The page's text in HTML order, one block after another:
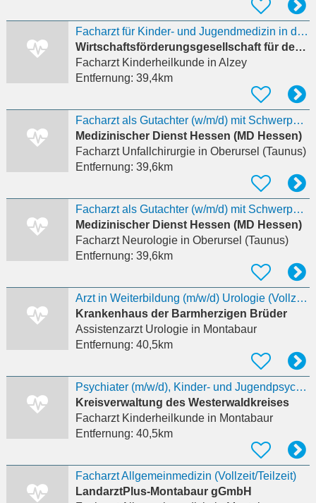
Facharzt für Kinder- und Jugendmedizin in der Abteilung 8 (Gesundheitsamt)
Wirtschaftsförderungsgesellschaft für den Landkreis Alzey-Worms mbH
Facharzt Kinderheilkundein Alzey
Entfernung: 39,4km
Facharzt als Gutachter (w/m/d) mit Schwerpunkt Orthopädie, Unfallchirurgie oder Chirurgie auf
Medizinischer Dienst Hessen (MD Hessen)
Facharzt Unfallchirurgiein Oberursel (Taunus)
Entfernung: 39,6km
Facharzt als Gutachter (w/m/d) mit Schwerpunkt Neurologie
Medizinischer Dienst Hessen (MD Hessen)
Facharzt Neurologiein Oberursel (Taunus)
Entfernung: 39,6km
Arzt in Weiterbildung (m/w/d) Urologie (Vollzeit)
Krankenhaus der Barmherzigen Brüder
Assistenzarzt Urologiein Montabaur
Entfernung: 40,5km
Psychiater (m/w/d), Kinder- und Jugendpsychiater (m/w/d) oder Arzt (m/w/d)
Kreisverwaltung des Westerwaldkreises
Facharzt Kinderheilkundein Montabaur
Entfernung: 40,5km
Facharzt Allgemeinmedizin (Vollzeit/Teilzeit)
LandarztPlus-Montabaur gGmbH